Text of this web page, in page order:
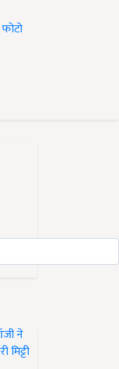
फोटो